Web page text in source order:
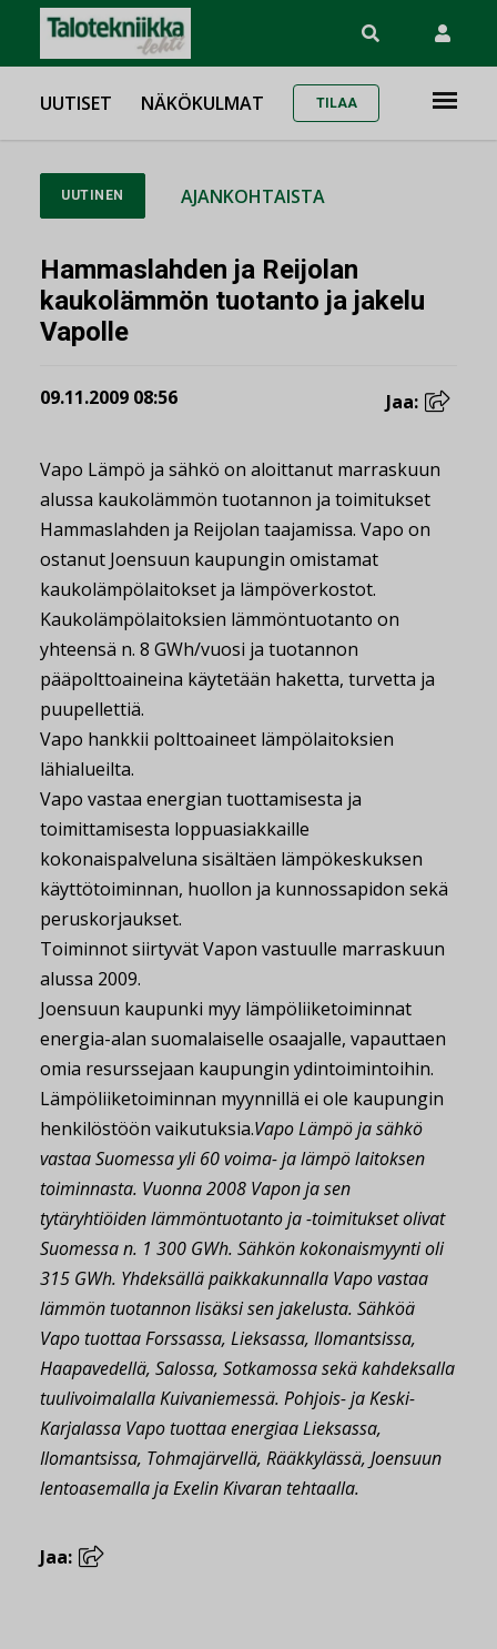
UUTISET NÄKÖKULMAT TILAA
UUTINEN AJANKOHTAISTA
Hammaslahden ja Reijolan
kaukolämmön tuotanto ja jakelu
Vapolle
09.11.2009 08:56 Jaa:
Vapo Lämpö ja sähkö on aloittanut marraskuun
alussa kaukolämmön tuotannon ja toimitukset
Hammaslahden ja Reijolan taajamissa. Vapo on
ostanut Joensuun kaupungin omistamat
kaukolämpölaitokset ja lämpöverkostot.
Kaukolämpölaitoksien lämmöntuotanto on
yhteensä n. 8 GWh/vuosi ja tuotannon
pääpolttoaineina käytetään haketta, turvetta ja
puupellettiä.
Vapo hankkii polttoaineet lämpölaitoksien
lähialueilta.
Vapo vastaa energian tuottamisesta ja
toimittamisesta loppuasiakkaille
kokonaispalveluna sisältäen lämpökeskuksen
käyttötoiminnan, huollon ja kunnossapidon sekä
peruskorjaukset.
Toiminnot siirtyvät Vapon vastuulle marraskuun
alussa 2009.
Joensuun kaupunki myy lämpöliiketoiminnat
energia-alan suomalaiselle osaajalle, vapauttaen
omia resurssejaan kaupungin ydintoimintoihin.
Lämpöliiketoiminnan myynnillä ei ole kaupungin
henkilöstöön vaikutuksia.Vapo Lämpö ja sähkö
vastaa Suomessa yli 60 voima- ja lämpö laitoksen
toiminnasta. Vuonna 2008 Vapon ja sen
tytäryhtiöiden lämmöntuotanto ja -toimitukset olivat
Suomessa n. 1 300 GWh. Sähkön kokonaismyynti oli
315 GWh. Yhdeksällä paikkakunnalla Vapo vastaa
lämmön tuotannon lisäksi sen jakelusta. Sähköä
Vapo tuottaa Forssassa, Lieksassa, Ilomantsissa,
Haapavedellä, Salossa, Sotkamossa sekä kahdeksalla
tuulivoimalalla Kuivaniemessä. Pohjois- ja Keski-
Karjalassa Vapo tuottaa energiaa Lieksassa,
Ilomantsissa, Tohmajärvellä, Rääkkylässä, Joensuun
lentoasemalla ja Exelin Kivaran tehtaalla.
Jaa: